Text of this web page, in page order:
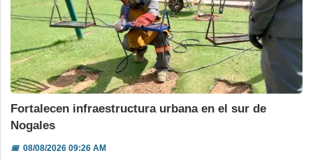
Fortalecen infraestructura urbana en el sur de
Nogales
📅08/08/2026 09:26 AM